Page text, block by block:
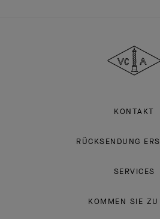
Arpels
KONTAKT
RÜCKSENDUNG
SERVICES
KOMMEN SIE